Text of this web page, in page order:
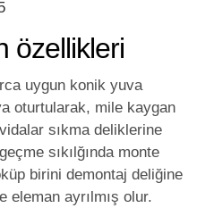
özellikleri
uygun konik yuva
oturtularak, mile kaygan
sıkma deliklerine
sıkılğında monte
birini demontaj deliğine
eleman ayrılmış olur.